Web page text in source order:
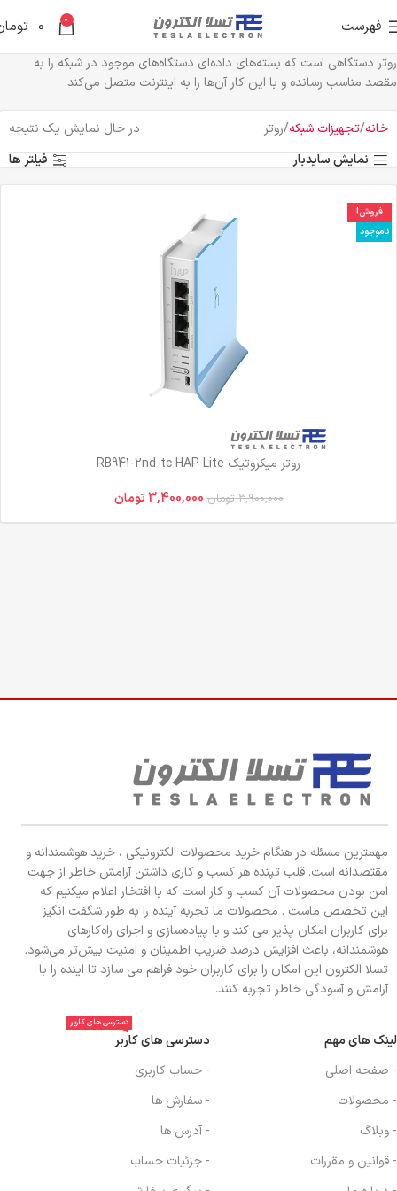
فهرست 0
0
روتر دستگاهی است که بسته‌های داده‌ای دستگاه‌های موجود در شبکه را به
مقصد مناسب رسانده و با این کار آن‌ها را به اینترنت متصل می‌کند.
خانه تجهیزات شبکه روتر
در حال نمایش یک نتیجه
نمایش سایدبار
فیلتر ها
فروش!
ناموجود
روتر میکروتیک RB941-2nd-tc HAP Lite
3,900,000 تومان 3,400,000 تومان
مهمترین مسئله در هنگام خرید محصولات الکترونیکی ، خرید هوشمندانه و
مقتصدانه است. قلب تپنده هر کسب و کاری داشتن آرامش خاطر از جهت
امن بودن محصولات آن کسب و کار است که با افتخار اعلام میکنیم که
این تخصص ماست . محصولات ما تجربه آینده را به طور شگفت انگیز
برای کاربران امکان پذیر می کند و با پیاده‌سازی و اجرای راه‌کارهای
هوشمندانه، باعث افزایش درصد ضریب اطمینان و امنیت بیش‌تر می‌شود.
تسلا الکترون این امکان را برای کاربران خود فراهم می سازد تا اینده را با
آرامش و آسودگی خاطر تجربه کنند.
لینک های مهم
- صفحه اصلی
- محصولات
- وبلاگ
- قوانین و مقررات
دسترسی های کاربر
دسترسی های کاربر
- حساب کاربری
- سفارش ها
- آدرس ها
- جزئیات حساب